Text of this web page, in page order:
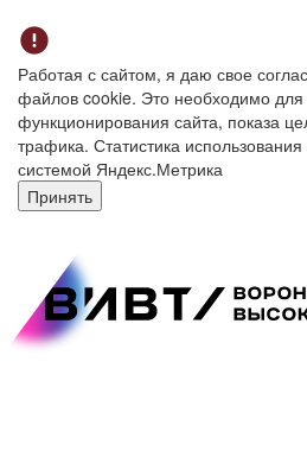
Работая с сайтом, я даю свое
файлов cookie. Это необходимо для
функционирования сайта, показа
трафика. Статистика
системой Яндекс.Метрика
Принять